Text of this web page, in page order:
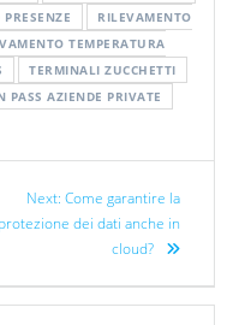
RILEVAMENTO
TEMPERATURA
TERMINALI ZUCCHETTI
PASS AZIENDE PRIVATE
Next: Come garantire la
protezione dei dati anche in
cloud?